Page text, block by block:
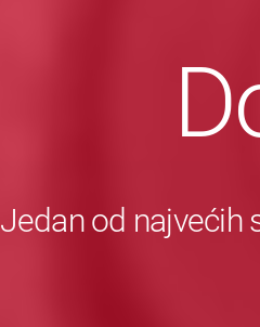
Jedan od najvećih